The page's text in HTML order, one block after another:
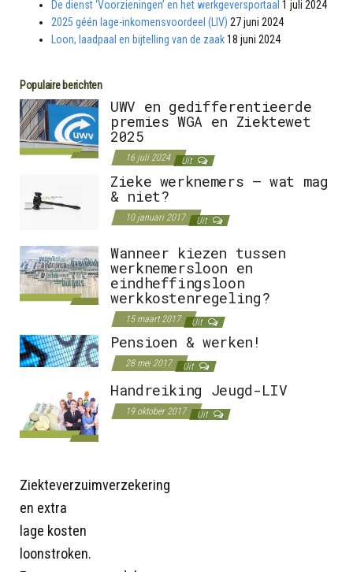
De dienst ‘Voorzieningen’ en het werkgeversportaal 1 juli 2024
2025 géén lage-inkomensvoordeel (LIV) 27 juni 2024
Loon, laadpaal en bijtelling van de zaak18 juni 2024
Populaire berichten
UWV en gedifferentieerde
premies WGA en Ziektewet
2025
16 juli 2024 Uit
Zieke werknemers – wat mag
& niet?
10 januari 2017 Uit
Wanneer kiezen tussen
werknemersloon en
eindheffingsloon
werkkostenregeling?
15 maart 2017 Uit
Pensioen & werken!
28 mei 2017 Uit
Handreiking Jeugd-LIV
19 oktober 2017 Uit
Ziekteverzuimverzekering
en extra
lage kosten
loonstroken.